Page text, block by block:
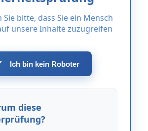
Sie bitte, dass Sie ein Mensch
unsere Inhalte zuzugreifen
Ich bin kein Roboter
diese